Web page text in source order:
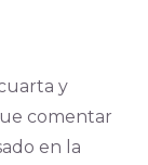
y
comentar
en la